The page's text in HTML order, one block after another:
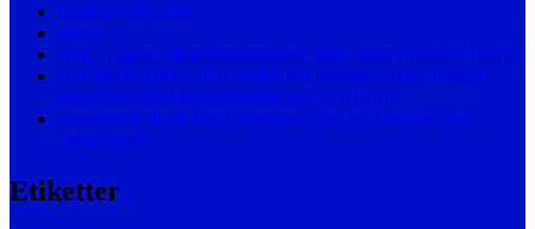
Inhaltsverzeichnis
Titelei
Fink, August: Medaillenentwürfe von Anton Friedrich Harms
Dorfmann, Bruno: Ein Stüber der possidierenden Fürsten
nach lübischem Doppelschilling-Typ (1613)
Kennepohl, Karl: Ein Präsenzzeichen des Osnabrücker
Domkapitels
Etiketter